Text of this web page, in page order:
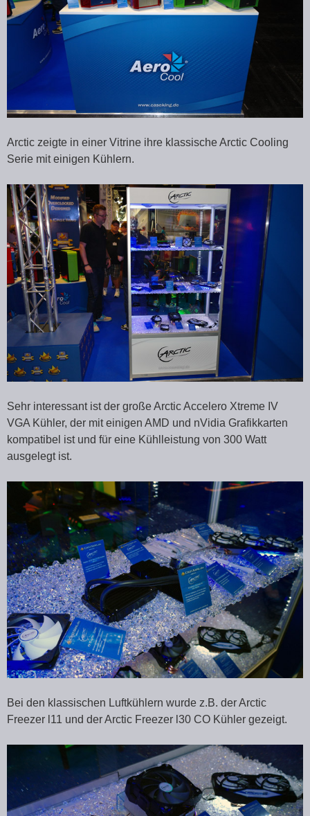
Arctic zeigte in einer Vitrine ihre klassische Arctic Cooling
Serie mit einigen Kühlern.
Sehr interessant ist der große Arctic Accelero Xtreme IV
VGA Kühler, der mit einigen AMD und nVidia Grafikkarten
kompatibel ist und für eine Kühlleistung von 300 Watt
ausgelegt ist.
Bei den klassischen Luftkühlern wurde z.B. der Arctic
Freezer l11 und der Arctic Freezer l30 CO Kühler gezeigt.